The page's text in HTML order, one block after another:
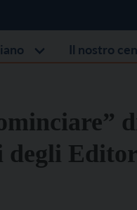
Il nostro
degli